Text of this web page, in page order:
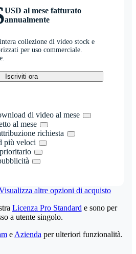
USD al mese fatturato
annualmente
collezione di video stock e
per uso commerciale.
Iscriviti ora
di video al mese
al mese
richiesta
più veloci
altre opzioni di acquisto
Licenza Pro Standard e sono per
a utente singolo.
e Azienda per ulteriori funzionalità.